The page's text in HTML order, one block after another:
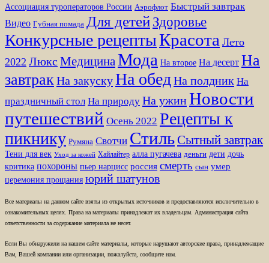
Ассоциация туроператоров России Аэрофлот Быстрый завтрак
Видео Губная помада Для детейЗдоровье
Конкурсные рецептыКрасота Лето
2022 Люкс МедицинаМода На второе На десерт На
завтракНа закускуНа обедНа полдник На
праздничный стол На природу На ужинНовости
путешествий Осень 2022 Рецепты к
пикнику Румяна Свотчи СтильСытный завтрак
Тени для век Уход за кожей Хайлайтер алла пугачева деньги дети дочь
критика похороны пьер нарцисс россия смерть сын умер
церемония прощания юрий шатунов
Все материалы на данном сайте взяты из открытых источников и предоставляются исключительно в
ознакомительных целях. Права на материалы принадлежат их владельцам. Администрация сайта
ответственности за содержание материала не несет.
Если Вы обнаружили на нашем сайте материалы, которые нарушают авторские права, принадлежащие
Вам, Вашей компании или организации, пожалуйста, сообщите нам.